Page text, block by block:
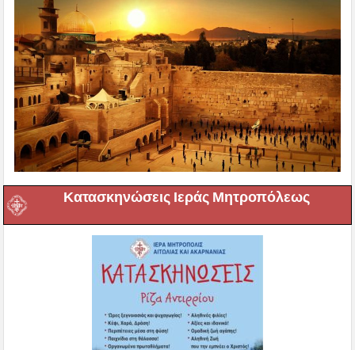
Κατασκηνώσεις Ιεράς Μητροπόλεως